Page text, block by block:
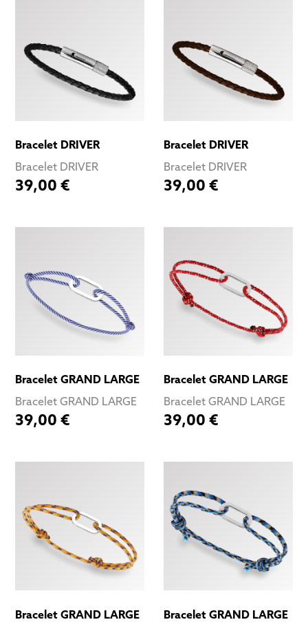
Bracelet DRIVER
Bracelet DRIVER
39,00 €
Bracelet DRIVER
Bracelet DRIVER
39,00 €
Bracelet GRAND LARGE
Bracelet GRAND LARGE
39,00 €
Bracelet GRAND LARGE
Bracelet GRAND LARGE
39,00 €
Bracelet GRAND LARGE
Bracelet GRAND LARGE